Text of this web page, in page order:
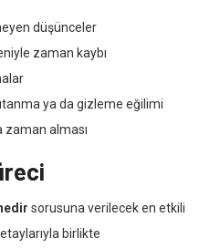
düşünceler
zaman kaybı
ya da gizleme eğilimi
zaman alması
sorusuna verilecek en etkili
birlikte